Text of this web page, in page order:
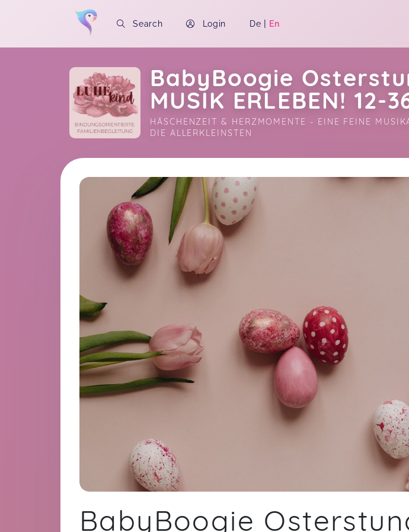
Search Login De | En
BabyBoogie
MUSIK ERLEBEN! 12-
HÄSCHENZEIT & HERZMOMENTE - EINE FEINE
DIE ALLERKLEINSTEN
Soon you will learn more about me here...
BabyBoogie